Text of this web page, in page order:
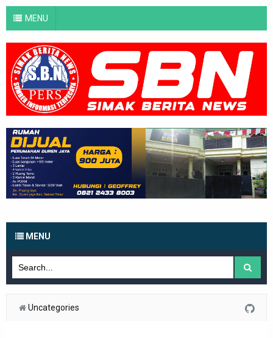
MENU
MENU
Uncategories